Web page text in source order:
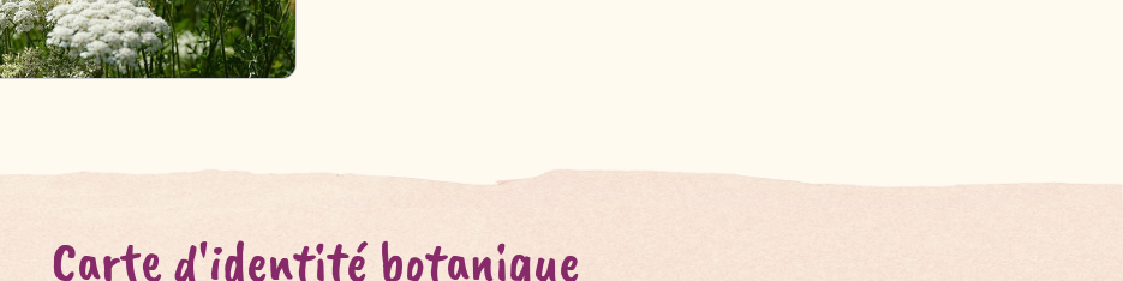
Carte d'identité botanique